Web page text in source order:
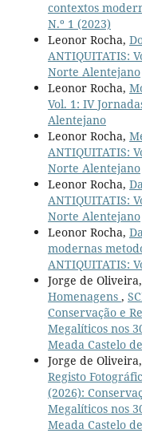
contextos
N.º 1 (2023)
Leonor Rocha,
ANTIQUITATIS:
Norte Alentejano
Leonor Rocha,
Vol. 1: IV
Alentejano
Leonor Rocha,
ANTIQUITATIS:
Norte Alentejano
Leonor Rocha,
ANTIQUITATIS:
Norte Alentejano
Leonor Rocha,
modernas
ANTIQUITATIS:
Jorge de
Homenagens ,
Conservação e
Megalíticos nos
Meada Castelo
Jorge de
Registo
(2026):
Megalíticos nos
Meada Castelo